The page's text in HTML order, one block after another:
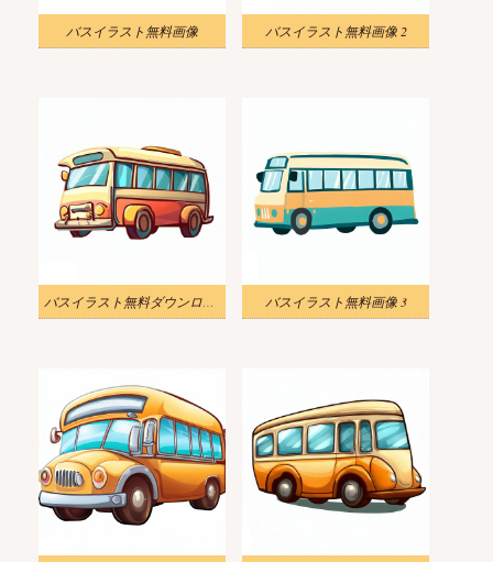
バスイラスト無料画像 バスイラスト無料画像 2
バスイラスト無料ダウンロード バスイラスト無料画像 3